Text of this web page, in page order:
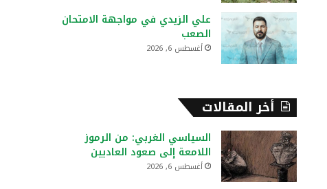
علي الزيدي في مواجهة الامتحان
الصعب
أغسطس 6, 2026
أخر المقالات
السياسي الغربي: من الرموز
اللامعة إلى صعود العاديين
أغسطس 6, 2026